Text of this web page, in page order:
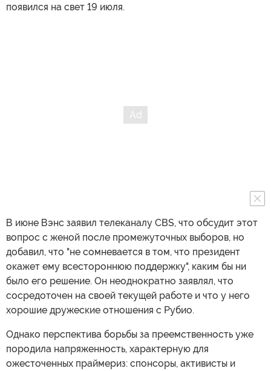
появился на свет 19 июля.
В июне Вэнс заявил телеканалу CBS, что обсудит этот
вопрос с женой после промежуточных выборов, но
добавил, что "не сомневается в том, что президент
окажет ему всестороннюю поддержку", каким бы ни
было его решение. Он неоднократно заявлял, что
сосредоточен на своей текущей работе и что у него
хорошие дружеские отношения с Рубио.
Однако перспектива борьбы за преемственность уже
породила напряженность, характерную для
ожесточенных праймериз: спонсоры, активисты и